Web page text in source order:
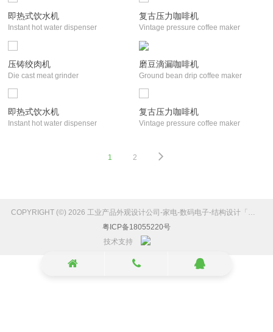
即热式饮水机
Instant hot water dispenser
复古压力咖啡机
Vintage pressure coffee maker
压铸绞肉机
Die cast meat grinder
磨豆滴漏咖啡机
Ground bean drip coffee maker
即热式饮水机
Instant hot water dispenser
复古压力咖啡机
Vintage pressure coffee maker
1 2
粤ICP备18055220号
技术支持